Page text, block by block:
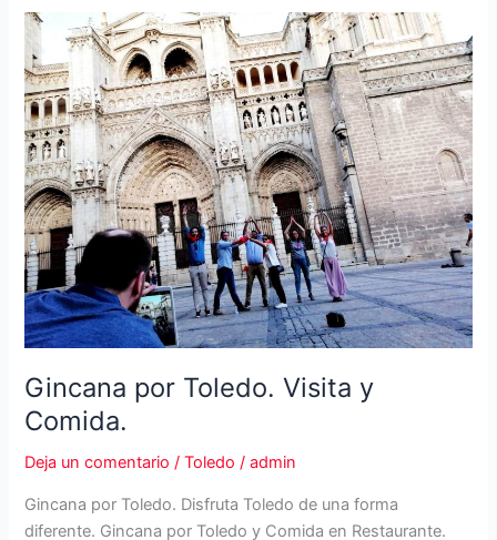
Gincana por Toledo. Visita y
Comida.
Deja un comentario /Toledo /admin
Gincana por Toledo. Disfruta Toledo de una forma
diferente. Gincana por Toledo y Comida en Restaurante.